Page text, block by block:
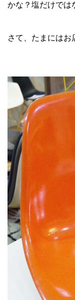
かな？塩だけでは
さて、たまにはお